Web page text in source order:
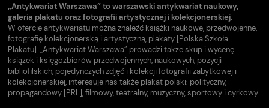
„Antykwariat Warszawa” to warszawski antykwariat naukowy,
galeria plakatu oraz fotografii artystycznej i kolekcjonerskiej.
W ofercie antykwariatu można znaleźć książki naukowe, przedwojenne,
fotografię kolekcjonerską i artystyczną, plakaty [Polska Szkoła
Plakatu]. „Antykwariat Warszawa” prowadzi także skup i wycenę
książek i księgozbiorów przedwojennych, naukowych, pozycji
bibliofilskich, pojedynczych zdjęć i kolekcji fotografii zabytkowej i
kolekcjonerskiej, interesuje nas także plakat polski: polityczny,
propagandowy [PRL], filmowy, teatralny, muzyczny, sportowy i cyrkowy.